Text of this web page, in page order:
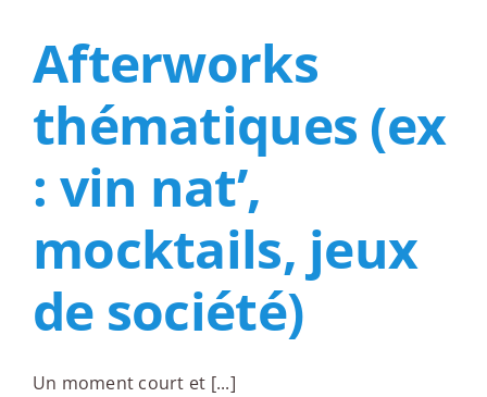
de
place
chaque
Afterworks
thématiques (ex
: vin nat’,
mocktails, jeux
de société)
Un moment court et [...]